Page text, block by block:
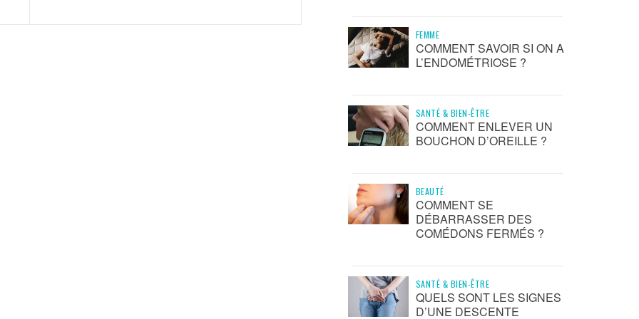
FEMME
COMMENT SAVOIR SI ON A
L’ENDOMÉTRIOSE ?
SANTÉ & BIEN-ÊTRE
COMMENT ENLEVER UN
BOUCHON D’OREILLE ?
BEAUTÉ
COMMENT SE
DÉBARRASSER DES
COMÉDONS FERMÉS ?
SANTÉ & BIEN-ÊTRE
QUELS SONT LES SIGNES
D’UNE DESCENTE